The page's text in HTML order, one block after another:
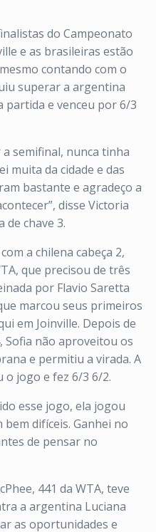
do Campeonato
e as brasileiras estão
contando com o
superar a argentina
partida e venceu por 6/3
semifinal, nunca tinha
muita da cidade e das
bastante e agradeço a
disse Victoria
de chave 3.
a chilena cabeça 2,
que precisou de três
por Flavio Saretta
marcou seus primeiros
em Joinville. Depois de
não aproveitou os
e permitiu a virada. A
o jogo e fez 6/3 6/2.
esse jogo, ela jogou
difíceis. Ganhei no
de pensar no
441 da WTA, teve
a argentina Luciana
as oportunidades e